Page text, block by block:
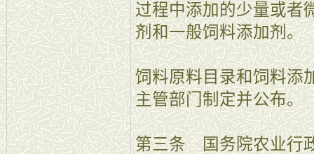
过程中添加的少量或者
剂和一般饲料添加剂。
饲料原料目录和饲料添
主管部门制定并公布。
第三条 国务院农业行